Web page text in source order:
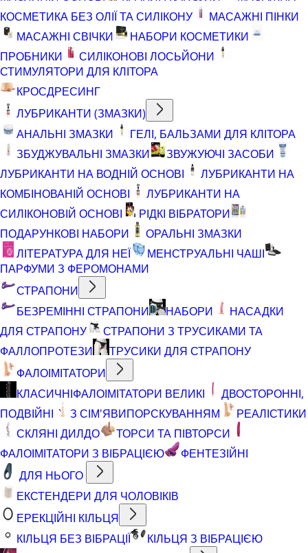
КОСМЕТИКА БЕЗ ОЛІЇ ТА СИЛІКОНУ
МАСАЖНІ ПІНКИ
МАСАЖНІ СВІЧКИ
НАБОРИ КОСМЕТИКИ
ПРОБНИКИ
СИЛІКОНОВІ ЛОСЬЙОНИ
СТИМУЛЯТОРИ ДЛЯ КЛІТОРА
КРОСДРЕСИНГ
ЛУБРИКАНТИ (ЗМАЗКИ)
АНАЛЬНІ ЗМАЗКИ
ГЕЛІ, БАЛЬЗАМИ ДЛЯ КЛІТОРА
ЗБУДЖУВАЛЬНІ ЗМАЗКИ
ЗВУЖУЮЧІ ЗАСОБИ
ЛУБРИКАНТИ НА ВОДНІЙ ОСНОВІ
ЛУБРИКАНТИ НА
КОМБІНОВАНІЙ ОСНОВІ
ЛУБРИКАНТИ НА
СИЛІКОНОВІЙ ОСНОВІ
РІДКІ ВІБРАТОРИ
ПОДАРУНКОВІ НАБОРИ
ОРАЛЬНІ ЗМАЗКИ
ЛІТЕРАТУРА ДЛЯ НЕЇ
МЕНСТРУАЛЬНІ ЧАШІ
ПАРФУМИ З ФЕРОМОНАМИ
СТРАПОНИ
БЕЗРЕМІННІ СТРАПОНИ
НАБОРИ
НАСАДКИ
ДЛЯ СТРАПОНУ
СТРАПОНИ З ТРУСИКАМИ ТА
ФАЛЛОПРОТЕЗИ
ТРУСИКИ ДЛЯ СТРАПОНУ
ФАЛОІМІТАТОРИ
КЛАСИЧНІФАЛОІМІТАТОРИ ВЕЛИКІ
ДВОСТОРОННІ,
ПОДВІЙНІ
З СІМ'ЯВИПОРСКУВАННЯМ
РЕАЛІСТИКИ
СКЛЯНІ ДИЛДО
ТОРСИ ТА ПІВТОРСИ
ФАЛОІМІТАТОРИ З ВІБРАЦІЄЮ
ФЕНТЕЗІЙНІ
ДЛЯ НЬОГО
ЕКСТЕНДЕРИ ДЛЯ ЧОЛОВІКІВ
ЕРЕКЦІЙНІ КІЛЬЦЯ
КІЛЬЦЯ БЕЗ ВІБРАЦІЇ
КІЛЬЦЯ З ВІБРАЦІЄЮ